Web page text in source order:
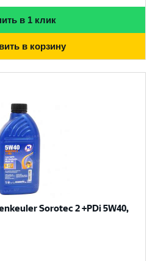
в 1 клик
в корзину
Sorotec 2 +PDi 5W40,